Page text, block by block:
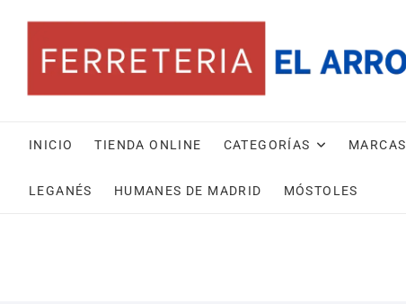
contenido
INICIO TIENDA ONLINE CATEGORÍAS MARCAS
LEGANÉS HUMANES DE MADRID MÓSTOLES